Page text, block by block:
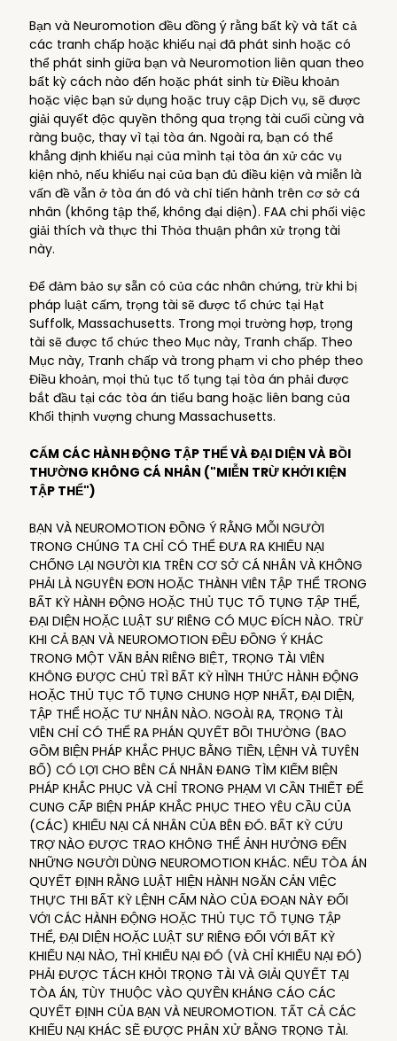
Bạn và Neuromotion đều đồng ý rằng bất kỳ và tất cả
các tranh chấp hoặc khiếu nại đã phát sinh hoặc có
thể phát sinh giữa bạn và Neuromotion liên quan theo
bất kỳ cách nào đến hoặc phát sinh từ Điều khoản
hoặc việc bạn sử dụng hoặc truy cập Dịch vụ, sẽ được
giải quyết độc quyền thông qua trọng tài cuối cùng và
ràng buộc, thay vì tại tòa án. Ngoài ra, bạn có thể
khẳng định khiếu nại của mình tại tòa án xử các vụ
kiện nhỏ, nếu khiếu nại của bạn đủ điều kiện và miễn là
vấn đề vẫn ở tòa án đó và chỉ tiến hành trên cơ sở cá
nhân (không tập thể, không đại diện). FAA chi phối việc
giải thích và thực thi Thỏa thuận phân xử trọng tài
này.
Để đảm bảo sự sẵn có của các nhân chứng, trừ khi bị
pháp luật cấm, trọng tài sẽ được tổ chức tại Hạt
Suffolk, Massachusetts. Trong mọi trường hợp, trọng
tài sẽ được tổ chức theo Mục này, Tranh chấp. Theo
Mục này, Tranh chấp và trong phạm vi cho phép theo
Điều khoản, mọi thủ tục tố tụng tại tòa án phải được
bắt đầu tại các tòa án tiểu bang hoặc liên bang của
Khối thịnh vượng chung Massachusetts.
CẤM CÁC HÀNH ĐỘNG TẬP THỂ VÀ ĐẠI DIỆN VÀ BỒI
THƯỜNG KHÔNG CÁ NHÂN ("MIỄN TRỪ KHỞI KIỆN
TẬP THỂ")
BẠN VÀ NEUROMOTION ĐỒNG Ý RẰNG MỖI NGƯỜI
TRONG CHÚNG TA CHỈ CÓ THỂ ĐƯA RA KHIẾU NẠI
CHỐNG LẠI NGƯỜI KIA TRÊN CƠ SỞ CÁ NHÂN VÀ KHÔNG
PHẢI LÀ NGUYÊN ĐƠN HOẶC THÀNH VIÊN TẬP THỂ TRONG
BẤT KỲ HÀNH ĐỘNG HOẶC THỦ TỤC TỐ TỤNG TẬP THỂ,
ĐẠI DIỆN HOẶC LUẬT SƯ RIÊNG CÓ MỤC ĐÍCH NÀO. TRỪ
KHI CẢ BẠN VÀ NEUROMOTION ĐỀU ĐỒNG Ý KHÁC
TRONG MỘT VĂN BẢN RIÊNG BIỆT, TRỌNG TÀI VIÊN
KHÔNG ĐƯỢC CHỦ TRÌ BẤT KỲ HÌNH THỨC HÀNH ĐỘNG
HOẶC THỦ TỤC TỐ TỤNG CHUNG HỢP NHẤT, ĐẠI DIỆN,
TẬP THỂ HOẶC TƯ NHÂN NÀO. NGOÀI RA, TRỌNG TÀI
VIÊN CHỈ CÓ THỂ RA PHÁN QUYẾT BỒI THƯỜNG (BAO
GỒM BIỆN PHÁP KHẮC PHỤC BẰNG TIỀN, LỆNH VÀ TUYÊN
BỐ) CÓ LỢI CHO BÊN CÁ NHÂN ĐANG TÌM KIẾM BIỆN
PHÁP KHẮC PHỤC VÀ CHỈ TRONG PHẠM VI CẦN THIẾT ĐỂ
CUNG CẤP BIỆN PHÁP KHẮC PHỤC THEO YÊU CẦU CỦA
(CÁC) KHIẾU NẠI CÁ NHÂN CỦA BÊN ĐÓ. BẤT KỲ CỨU
TRỢ NÀO ĐƯỢC TRAO KHÔNG THỂ ẢNH HƯỞNG ĐẾN
NHỮNG NGƯỜI DÙNG NEUROMOTION KHÁC. NẾU TÒA ÁN
QUYẾT ĐỊNH RẰNG LUẬT HIỆN HÀNH NGĂN CẢN VIỆC
THỰC THI BẤT KỲ LỆNH CẤM NÀO CỦA ĐOẠN NÀY ĐỐI
VỚI CÁC HÀNH ĐỘNG HOẶC THỦ TỤC TỐ TỤNG TẬP
THỂ, ĐẠI DIỆN HOẶC LUẬT SƯ RIÊNG ĐỐI VỚI BẤT KỲ
KHIẾU NẠI NÀO, THÌ KHIẾU NẠI ĐÓ (VÀ CHỈ KHIẾU NẠI ĐÓ)
PHẢI ĐƯỢC TÁCH KHỎI TRỌNG TÀI VÀ GIẢI QUYẾT TẠI
TÒA ÁN, TÙY THUỘC VÀO QUYỀN KHÁNG CÁO CÁC
QUYẾT ĐỊNH CỦA BẠN VÀ NEUROMOTION. TẤT CẢ CÁC
KHIẾU NẠI KHÁC SẼ ĐƯỢC PHÂN XỬ BẰNG TRỌNG TÀI.